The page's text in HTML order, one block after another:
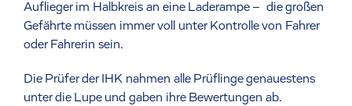
Auflieger im Halbkreis an eine Laderampe – die großen
Gefährte müssen immer voll unter Kontrolle von Fahrer
oder Fahrerin sein.
Die Prüfer der IHK nahmen alle Prüflinge genauestens
unter die Lupe und gaben ihre Bewertungen ab.